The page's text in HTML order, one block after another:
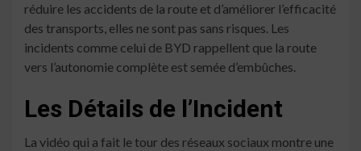
réduire les accidents de la route et d’améliorer l’efficacité
des transports, elles ne sont pas sans risques. Les
incidents comme celui de BYD rappellent que la route
vers l’autonomie complète est semée d’embûches.
Les Détails de l’Incident
La vidéo qui a fait le tour des réseaux sociaux montre une